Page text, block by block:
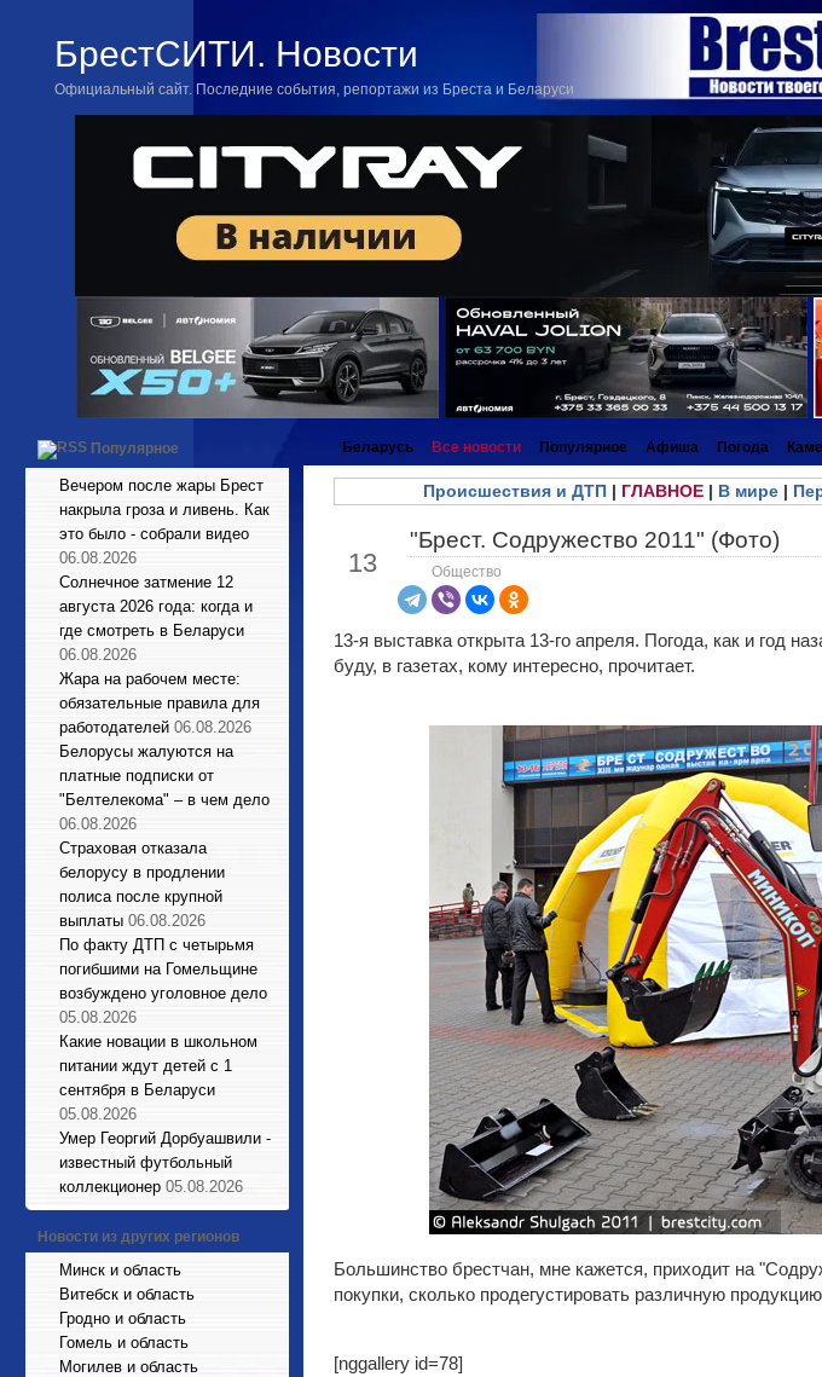
БрестСИТИ. Новости
Официальный сайт. Последние события, репортажи из Бреста и Беларуси
Популярное
Вечером после жары Брест
накрыла гроза и ливень. Как
это было - собрали видео
06.08.2026
Солнечное затмение 12
августа 2026 года: когда и
где смотреть в Беларуси
06.08.2026
Жара на рабочем месте:
обязательные правила для
работодателей 06.08.2026
Белорусы жалуются на
платные подписки от
"Белтелекома" – в чем дело
06.08.2026
Страховая отказала
белорусу в продлении
полиса после крупной
выплаты 06.08.2026
По факту ДТП с четырьмя
погибшими на Гомельщине
возбуждено уголовное дело
05.08.2026
Какие новации в школьном
питании ждут детей с 1
сентября в Беларуси
05.08.2026
Умер Георгий Дорбуашвили -
известный футбольный
коллекционер 05.08.2026
Новости из других регионов
Минск и область
Витебск и область
Гродно и область
Гомель и область
Могилев и область
Беларусь Все новости Популярное Афиша Погода
Происшествия и ДТП| ГЛАВНОЕ| В мире|
13
"Брест. Содружество 2011" (Фото)
Общество
13-я выставка открыта 13-го апреля. Погода, как и год
буду, в газетах, кому интересно, прочитает.
Большинство брестчан, мне кажется, приходит на
покупки, сколько продегустировать различную
[nggallery id=78]